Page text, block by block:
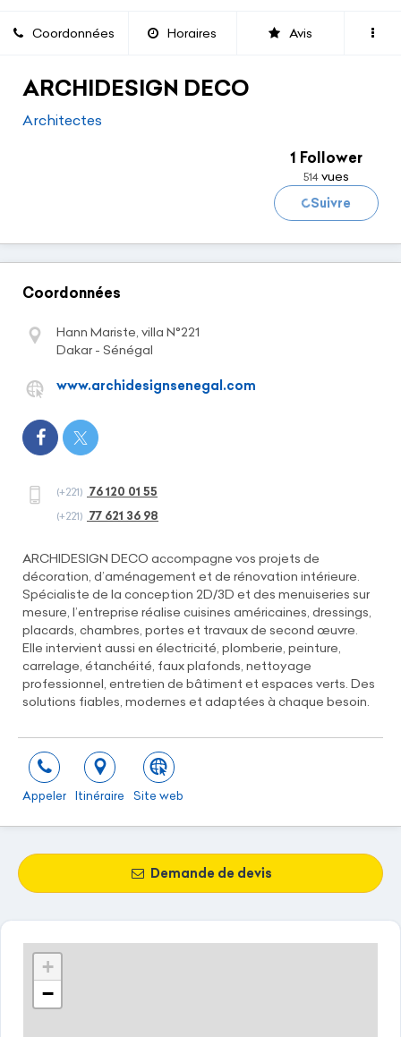
Coordonnées Horaires Avis
ARCHIDESIGN DECO
Architectes
1 Follower
514 vues
Chargement...Suivre
Coordonnées
Hann Mariste, villa N°221
Dakar - Sénégal
www.archidesignsenegal.com
(+221) 76 120 01 55
(+221) 77 621 36 98
ARCHIDESIGN DECO accompagne vos projets de
décoration, d’aménagement et de rénovation intérieure.
Spécialiste de la conception 2D/3D et des menuiseries sur
mesure, l’entreprise réalise cuisines américaines, dressings,
placards, chambres, portes et travaux de second œuvre.
Elle intervient aussi en électricité, plomberie, peinture,
carrelage, étanchéité, faux plafonds, nettoyage
professionnel, entretien de bâtiment et espaces verts. Des
solutions fiables, modernes et adaptées à chaque besoin.
Appeler Itinéraire Site web
Demande de devis
+
−